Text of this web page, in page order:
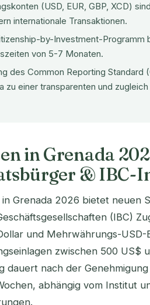
(USD, EUR, GBP, XCD)
internationale Transaktionen.
by-Investment-Programm
von 5-7 Monaten.
des Common Reporting
zu einer transparenten und
in Grenada
& IBC-
in Grenada 2026 bietet neuen
(IBC)
und Mehrwährungs-
zwischen 500 US$
dauert nach der
abhängig vom Institut